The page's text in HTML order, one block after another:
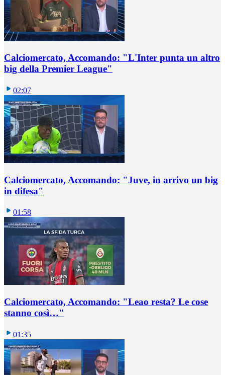
Calciomercato, Accomando: "L'Inter punta un altro
big della Premier League"
02:07
Calciomercato, Accomando: "Juve, in arrivo un big
in difesa"
01:58
Calciomercato, Accomando: "Leao resta? Le cose
stanno così…"
01:35